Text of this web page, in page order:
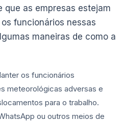
que as empresas estejam
funcionários nessas
maneiras de como a
os funcionários
meteorológicas adversas e
para o trabalho.
ou outros meios de